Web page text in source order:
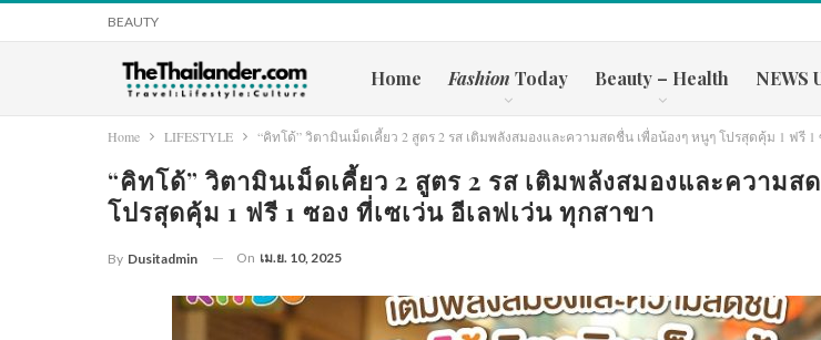
BEAUTY
Home Fashion Today Beauty – Health NEWS
Home LIFESTYLE “คิทโด้” วิตามินเม็ดเคี้ยว 2 สูตร 2 รส เติมพลังสมองและความสดชื่น เพื่อน้องๆ หนูๆ โปรสุดคุ้ม 1 ฟรี 1
“คิทโด้” วิตามินเม็ดเคี้ยว 2 สูตร 2 รส เติมพลังสมองและความส
โปรสุดคุ้ม 1 ฟรี 1 ซอง ที่เซเว่น อีเลฟเว่น ทุกสาขา
By Dusitadmin On เม.ย. 10, 2025